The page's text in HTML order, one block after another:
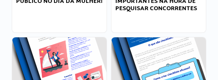
PESQUISAR CONCORRENTES